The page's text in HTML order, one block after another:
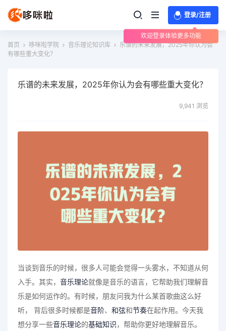
登录/注册
欢迎登录体验更多功能
首页
哆咪啦学院 音乐理论知识库
乐谱的未来发展，2025年你认为会
有哪些重大变化？
乐谱的未来发展，2025年你认为会有哪些重大变化？
9,941 浏览
当谈到音乐的时候，很多人可能会觉得一头雾水，不知道从何
入手。其实， 音乐理论就像是音乐的语言，它帮助我们理解音
乐是如何运作的。有时候，朋友问我为什么某首歌曲这么好
听， 背后很多时候都是音阶、 和弦和节奏在起作用。今天我
想分享一些音乐理论的基础知识，帮助你更好地理解音乐。